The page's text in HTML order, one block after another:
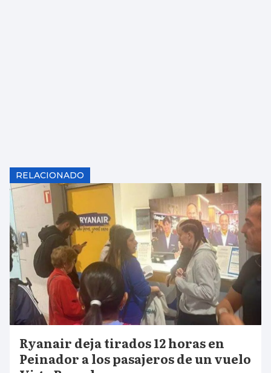
RELACIONADO
Ryanair deja tirados 12 horas en
Peinador a los pasajeros de un vuelo